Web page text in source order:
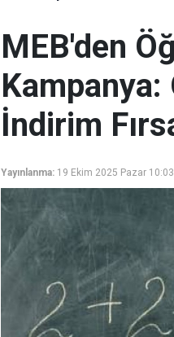
MEB'den
Kampanya:
İndirim
Yayınlanma: 19 Ekim 2025 Pazar 10:03